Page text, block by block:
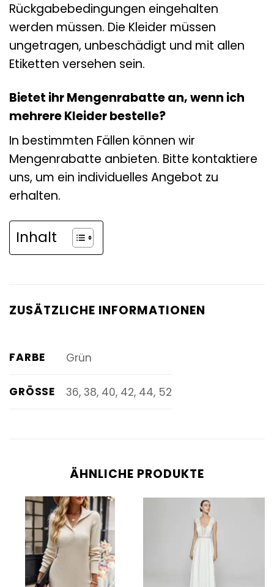
Rückgabebedingungen eingehalten
werden müssen. Die Kleider müssen
ungetragen, unbeschädigt und mit allen
Etiketten versehen sein.
Bietet ihr Mengenrabatte an, wenn ich
mehrere Kleider bestelle?
In bestimmten Fällen können wir
Mengenrabatte anbieten. Bitte kontaktiere
uns, um ein individuelles Angebot zu
erhalten.
Inhalt
ZUSÄTZLICHE INFORMATIONEN
FARBE Grün
GRÖSSE 36, 38, 40, 42, 44, 52
ÄHNLICHE PRODUKTE